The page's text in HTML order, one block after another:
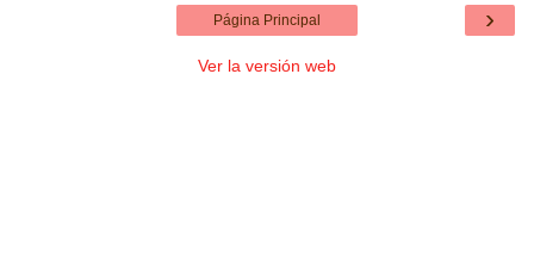
›
Página Principal
Ver la versión web